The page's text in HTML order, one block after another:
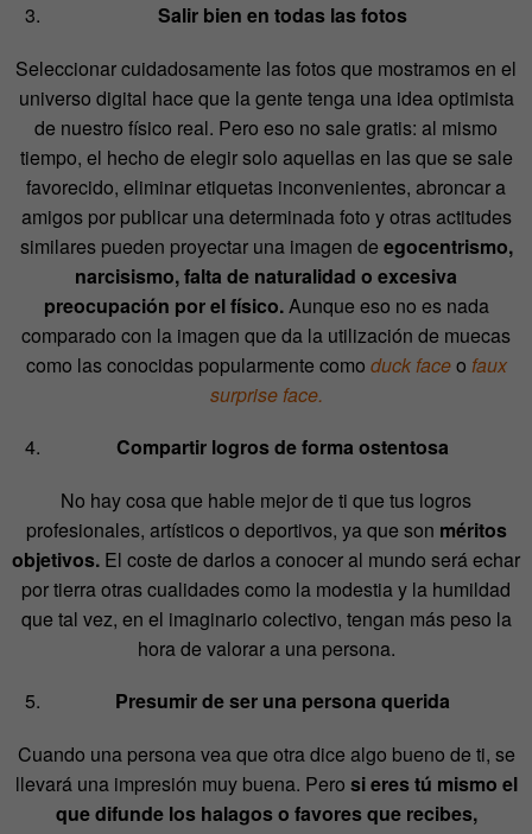
Salir bien en todas las fotos
Seleccionar cuidadosamente las fotos que mostramos en el
universo digital hace que la gente tenga una idea optimista
de nuestro físico real. Pero eso no sale gratis: al mismo
tiempo, el hecho de elegir solo aquellas en las que se sale
favorecido, eliminar etiquetas inconvenientes, abroncar a
amigos por publicar una determinada foto y otras actitudes
similares pueden proyectar una imagen de egocentrismo,
narcisismo, falta de naturalidad o excesiva
preocupación por el físico.Aunque eso no es nada
comparado con la imagen que da la utilización de muecas
como las conocidas popularmente como duck faceo faux
surprise face.
Compartir logros de forma ostentosa
No hay cosa que hable mejor de ti que tus logros
profesionales, artísticos o deportivos, ya que son méritos
objetivos. El coste de darlos a conocer al mundo será echar
por tierra otras cualidades como la modestia y la humildad
que tal vez, en el imaginario colectivo, tengan más peso la
hora de valorar a una persona.
Presumir de ser una persona querida
Cuando una persona vea que otra dice algo bueno de ti, se
llevará una impresión muy buena. Pero si eres tú mismo el
que difunde los halagos o favores que recibes,